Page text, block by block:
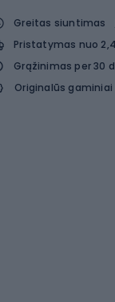
Greitas siuntimas
Pristatymas nuo
Grąžinimas per 30
Originalūs gaminiai